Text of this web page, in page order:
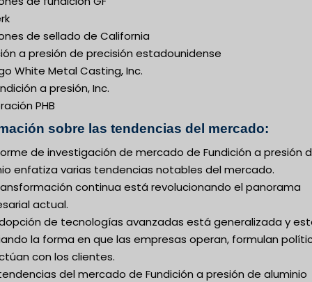
de sellado de California
a presión de precisión estadounidense
White Metal Casting, Inc.
a presión, Inc.
PHB
sobre las tendencias del mercado:
de investigación de mercado de Fundición a presión
enfatiza varias tendencias notables del mercado.
continua está revolucionando el panorama
actual.
de tecnologías avanzadas está generalizada y
la forma en que las empresas operan, formulan
con los clientes.
del mercado de Fundición a presión de aluminio